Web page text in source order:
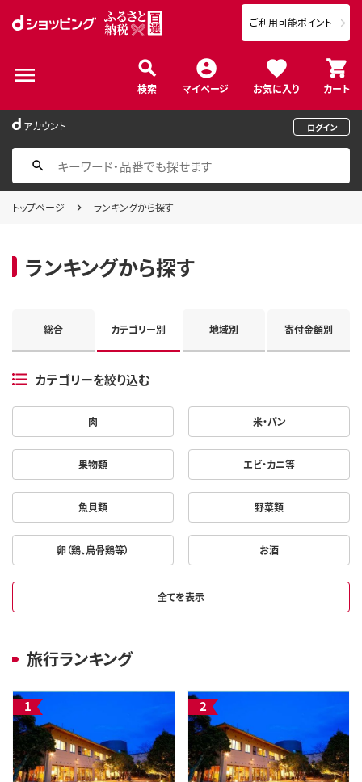
検索 マイページ お気に入り カート
ご利用可能ポイント
アカウント ログイン
トップページ ランキングから探す
ランキングから探す
総合 カテゴリー別 地域別 寄付金額別
カテゴリーを絞り込む
肉 米・パン
果物類 エビ・カニ等
魚貝類 野菜類
卵（鶏、烏骨鶏等） お酒
全てを表示
旅行ランキング
1 2